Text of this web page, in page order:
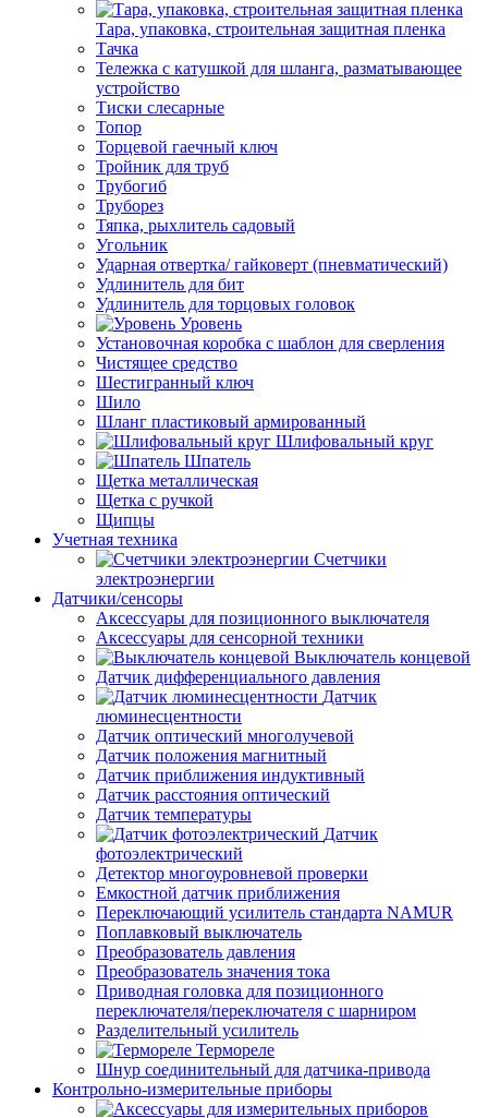
Тара, упаковка, строительная защитная пленка
Тачка
Тележка с катушкой для шланга, разматывающее
устройство
Тиски слесарные
Топор
Торцевой гаечный ключ
Тройник для труб
Трубогиб
Труборез
Тяпка, рыхлитель садовый
Угольник
Ударная отвертка/ гайковерт (пневматический)
Удлинитель для бит
Удлинитель для торцовых головок
Уровень
Установочная коробка с шаблон для сверления
Чистящее средство
Шестигранный ключ
Шило
Шланг пластиковый армированный
Шлифовальный круг
Шпатель
Щетка металлическая
Щетка с ручкой
Щипцы
Учетная техника
Счетчики
электроэнергии
Датчики/сенсоры
Аксессуары для позиционного выключателя
Аксессуары для сенсорной техники
Выключатель концевой
Датчик дифференциального давления
Датчик
люминесцентности
Датчик оптический многолучевой
Датчик положения магнитный
Датчик приближения индуктивный
Датчик расстояния оптический
Датчик температуры
Датчик
фотоэлектрический
Детектор многоуровневой проверки
Емкостной датчик приближения
Переключающий усилитель стандарта NAMUR
Поплавковый выключатель
Преобразователь давления
Преобразователь значения тока
Приводная головка для позиционного
переключателя/переключателя с шарниром
Разделительный усилитель
Термореле
Шнур соединительный для датчика-привода
Контрольно-измерительные приборы